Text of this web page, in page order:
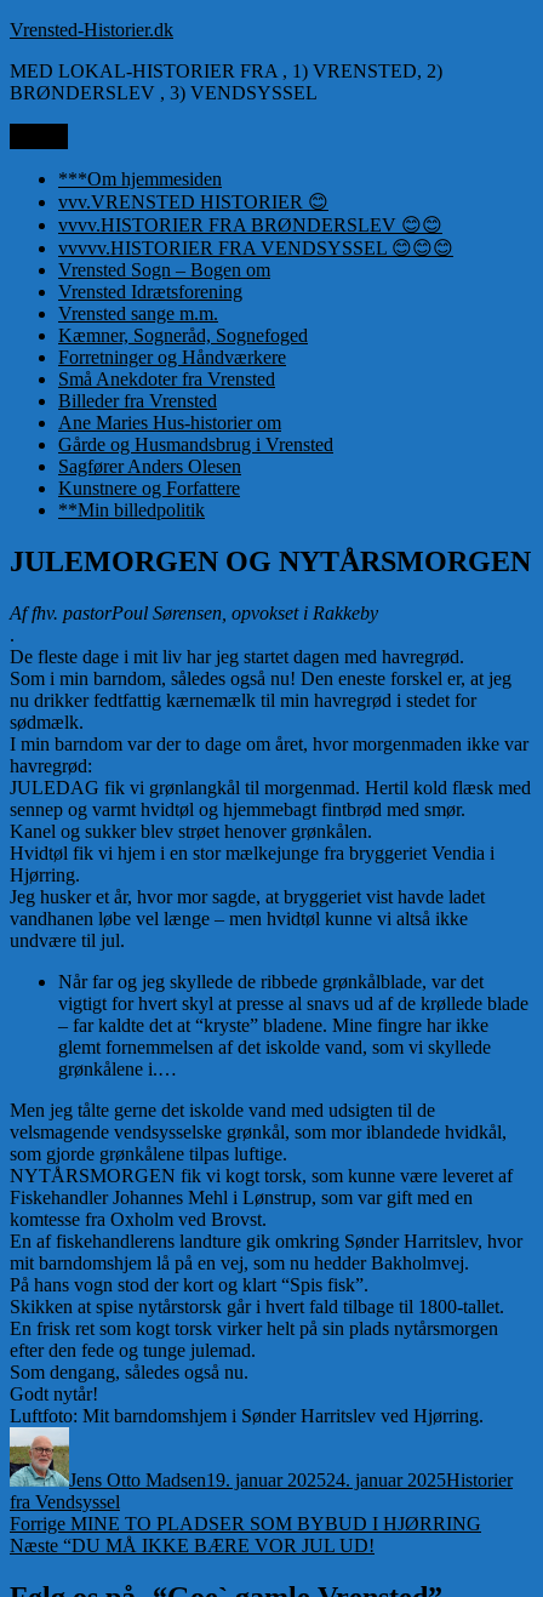
Videre
indhold
Vrensted-Historier.dk
MED LOKAL-HISTORIER FRA , 1) VRENSTED, 2)
BRØNDERSLEV , 3) VENDSYSSEL
***Om hjemmesiden
vvv.VRENSTED HISTORIER 😊
vvvv.HISTORIER FRA BRØNDERSLEV 😊😊
vvvvv.HISTORIER FRA VENDSYSSEL 😊😊😊
Vrensted Sogn – Bogen om
Vrensted Idrætsforening
Vrensted sange m.m.
Kæmner, Sogneråd, Sognefoged
Forretninger og Håndværkere
Små Anekdoter fra Vrensted
Billeder fra Vrensted
Ane Maries Hus-historier om
Gårde og Husmandsbrug i Vrensted
Sagfører Anders Olesen
Kunstnere og Forfattere
**Min billedpolitik
JULEMORGEN OG NYTÅRSMORGEN
Af fhv. pastorPoul Sørensen, opvokset i Rakkeby
.
De fleste dage i mit liv har jeg startet dagen med havregrød.
Som i min barndom, således også nu! Den eneste forskel er, at jeg
nu drikker fedtfattig kærnemælk til min havregrød i stedet for
sødmælk.
I min barndom var der to dage om året, hvor morgenmaden ikke var
havregrød:
JULEDAG fik vi grønlangkål til morgenmad. Hertil kold flæsk med
sennep og varmt hvidtøl og hjemmebagt fintbrød med smør.
Kanel og sukker blev strøet henover grønkålen.
Hvidtøl fik vi hjem i en stor mælkejunge fra bryggeriet Vendia i
Hjørring.
Jeg husker et år, hvor mor sagde, at bryggeriet vist havde ladet
vandhanen løbe vel længe – men hvidtøl kunne vi altså ikke
undvære til jul.
Når far og jeg skyllede de ribbede grønkålblade, var det
vigtigt for hvert skyl at presse al snavs ud af de krøllede blade
– far kaldte det at “kryste” bladene. Mine fingre har ikke
glemt fornemmelsen af det iskolde vand, som vi skyllede
grønkålene i.…
Men jeg tålte gerne det iskolde vand med udsigten til de
velsmagende vendsysselske grønkål, som mor iblandede hvidkål,
som gjorde grønkålene tilpas luftige.
NYTÅRSMORGEN fik vi kogt torsk, som kunne være leveret af
Fiskehandler Johannes Mehl i Lønstrup, som var gift med en
komtesse fra Oxholm ved Brovst.
En af fiskehandlerens landture gik omkring Sønder Harritslev, hvor
mit barndomshjem lå på en vej, som nu hedder Bakholmvej.
På hans vogn stod der kort og klart “Spis fisk”.
Skikken at spise nytårstorsk går i hvert fald tilbage til 1800-tallet.
En frisk ret som kogt torsk virker helt på sin plads nytårsmorgen
efter den fede og tunge julemad.
Som dengang, således også nu.
Godt nytår!
Luftfoto: Mit barndomshjem i Sønder Harritslev ved Hjørring.
Jens Otto Madsen19. januar 202524. januar 2025Historier
fra Vendsyssel
Indlægsnavigation
Forrige Forrige
indlæg:
MINE TO PLADSER SOM BYBUD I HJØRRING
Næste Næste
“DU MÅ IKKE BÆRE VOR JUL UD!